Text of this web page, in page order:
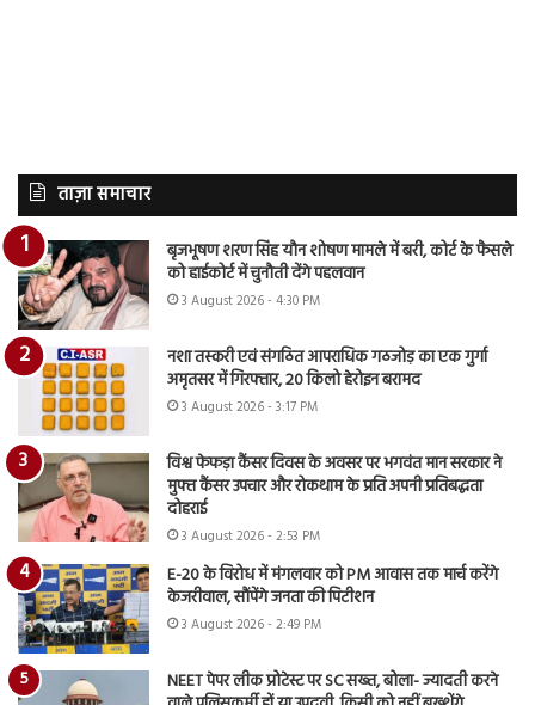
ताज़ा समाचार
बृजभूषण शरण सिंह यौन शोषण मामले में बरी, कोर्ट के फैसले
को हाईकोर्ट में चुनौती देंगे पहलवान
3 August 2026 - 4:30 PM
नशा तस्करी एवं संगठित आपराधिक गठजोड़ का एक गुर्गा
अमृतसर में गिरफ्तार, 20 किलो हेरोइन बरामद
3 August 2026 - 3:17 PM
विश्व फेफड़ा कैंसर दिवस के अवसर पर भगवंत मान सरकार ने
मुफ्त कैंसर उपचार और रोकथाम के प्रति अपनी प्रतिबद्धता
दोहराई
3 August 2026 - 2:53 PM
E-20 के विरोध में मंगलवार को PM आवास तक मार्च करेंगे
केजरीवाल, सौंपेंगे जनता की पिटीशन
3 August 2026 - 2:49 PM
NEET पेपर लीक प्रोटेस्ट पर SC सख्त, बोला- ज्यादती करने